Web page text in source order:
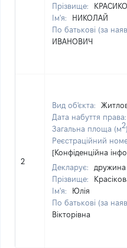
Прізвище:
Ім'я:
НИКОЛАЙ
По батькові (за
ИВАНОВИЧ
2
Вид об'єкта:
Дата набуття права:
Загальна площа (м2
Реєстраційний
[Конфіденційна
Декларує:
дружина
Прізвище:
Ім'я:
Юлія
По батькові (за
Вікторівна